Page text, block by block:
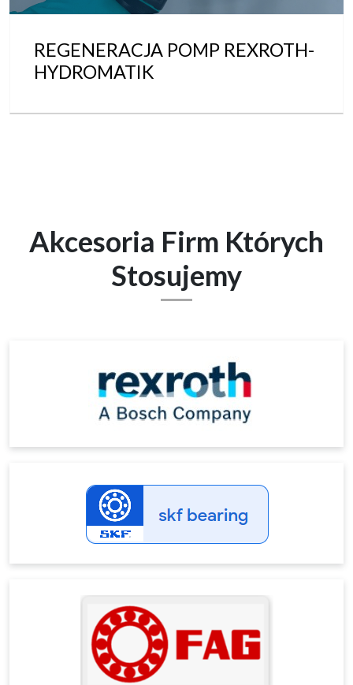
REGENERACJA POMP REXROTH-
HYDROMATIK
Akcesoria Firm Których
Stosujemy